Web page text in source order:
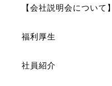
【会社説明会について】
福利厚生
社員紹介